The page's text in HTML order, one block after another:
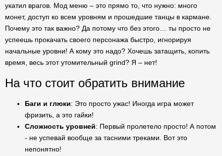
укатил врагов. Мод меню – это прямо то, что нужно: много
монет, доступ ко всем уровням и прошедшие танцы в кармане.
Почему это так важно? Да потому что без этого… ты просто не
успеешь прокачать своего персонажа быстро, игнорируя
начальные уровни! А кому это надо? Хочешь затащить, копить
время, весь этот утомительный grind? Я – нет!
На что стоит обратить внимание
Баги и глюки: Это просто ужас! Иногда игра может
фризить, а это гайки!
Сложность уровней: Первый пролетело просто! А потом
- не успевай вообще за тасними треками. Вот это
непонятно!